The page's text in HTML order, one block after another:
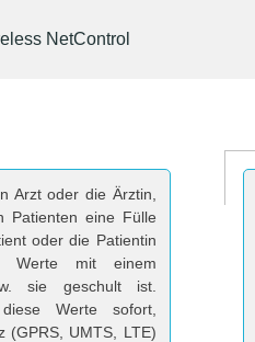
NetControl
Arzt oder die Ärztin,
Patienten eine Fülle
oder die Patientin
Werte mit einem
sie geschult ist.
Werte sofort,
(GPRS, UMTS, LTE)